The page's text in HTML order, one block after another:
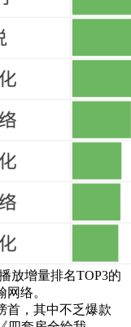
放增量排名TOP3的
网络。
首，其中不乏爆款